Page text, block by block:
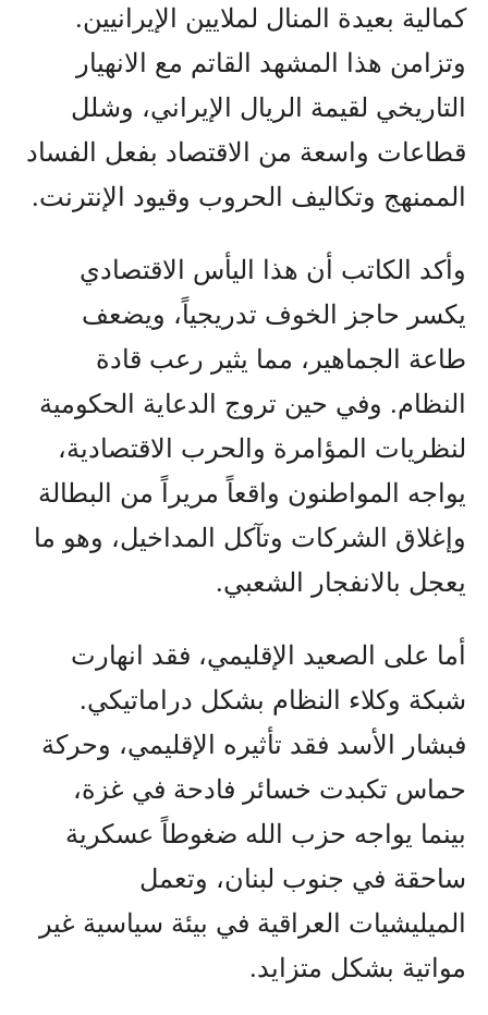
كمالية بعيدة المنال لملايين الإيرانيين.
وتزامن هذا المشهد القاتم مع الانهيار
التاريخي لقيمة الريال الإيراني، وشلل
قطاعات واسعة من الاقتصاد بفعل الفساد
الممنهج وتكاليف الحروب وقيود الإنترنت.
وأكد الكاتب أن هذا اليأس الاقتصادي
يكسر حاجز الخوف تدريجياً، ويضعف
طاعة الجماهير، مما يثير رعب قادة
النظام. وفي حين تروج الدعاية الحكومية
لنظريات المؤامرة والحرب الاقتصادية،
يواجه المواطنون واقعاً مريراً من البطالة
وإغلاق الشركات وتآكل المداخيل، وهو ما
يعجل بالانفجار الشعبي.
أما على الصعيد الإقليمي، فقد انهارت
شبكة وكلاء النظام بشكل دراماتيكي.
فبشار الأسد فقد تأثيره الإقليمي، وحركة
حماس تكبدت خسائر فادحة في غزة،
بينما يواجه حزب الله ضغوطاً عسكرية
ساحقة في جنوب لبنان، وتعمل
الميليشيات العراقية في بيئة سياسية غير
مواتية بشكل متزايد.